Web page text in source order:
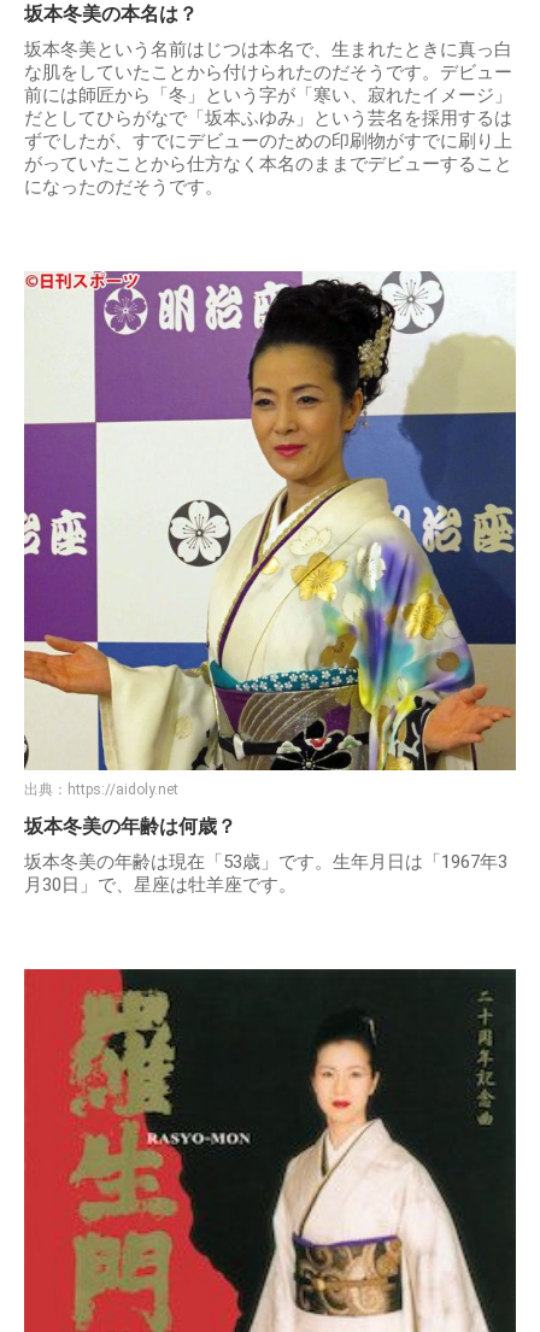
坂本冬美の本名は？
坂本冬美という名前はじつは本名で、生まれたときに真っ白
な肌をしていたことから付けられたのだそうです。デビュー
前には師匠から「冬」という字が「寒い、寂れたイメージ」
だとしてひらがなで「坂本ふゆみ」という芸名を採用するは
ずでしたが、すでにデビューのための印刷物がすでに刷り上
がっていたことから仕方なく本名のままでデビューすること
になったのだそうです。
出典： https://aidoly.net
坂本冬美の年齢は何歳？
坂本冬美の年齢は現在「53歳」です。生年月日は「1967年3
月30日」で、星座は牡羊座です。